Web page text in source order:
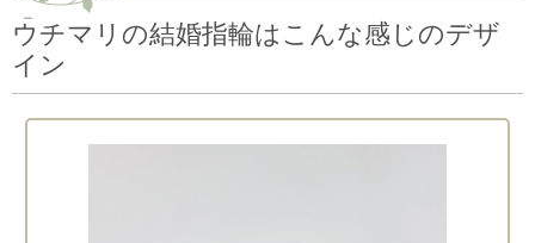
ウチマリの結婚指輪はこんな感じのデザ
イン